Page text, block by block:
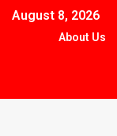
August 8, 2026
About Us